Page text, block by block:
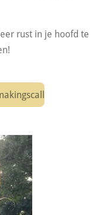
rust in je hoofd te